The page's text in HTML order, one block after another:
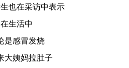
也在采访中表示
在生活中
是感冒发烧
大姨妈拉肚子